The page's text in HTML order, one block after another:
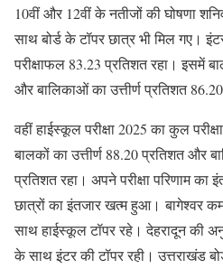
10वीं और 12वीं के नतीजों की घोषणा
साथ बोर्ड के टॉपर छात्र भी मिल गए।
परीक्षाफल 83.23 प्रतिशत रहा। इसमें
और बालिकाओं का उत्तीर्ण प्रतिशत
वहीं हाईस्कूल परीक्षा 2025 का कुल
बालकों का उत्तीर्ण 88.20 प्रतिशत और
प्रतिशत रहा। अपने परीक्षा परिणाम का
छात्रों का इंतजार खत्म हुआ। बागेश्वर
साथ हाईस्कूल टॉपर रहे। देहरादून की
के साथ इंटर की टॉपर रही।